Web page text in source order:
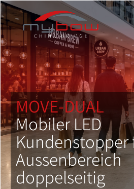
MOVE-DUAL
Mobiler LED
Kundenstopper
Aussenbereich
doppelseitig